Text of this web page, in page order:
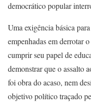
democrático popular
Uma exigência básica
empenhadas em derrotar
cumprir seu papel de
demonstrar que o assalto
foi obra do acaso, nem
objetivo político traçado